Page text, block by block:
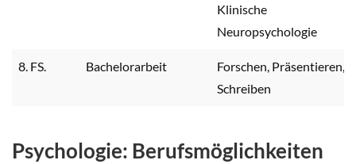
Klinische
Neuropsychologie
8. FS. Bachelorarbeit
Forschen, Präsentieren,
Schreiben
Psychologie: Berufsmöglichkeiten